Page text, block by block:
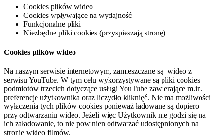
Cookies plików wideo
Cookies wpływające na wydajność
Funkcjonalne pliki
Niezbędne pliki cookies (przyspieszają stronę)
Cookies plików wideo
Na naszym serwisie internetowym, zamieszczane są wideo z
serwisu YouTube. W tym celu wykorzystywane są pliki cookies
podmiotów trzecich dotyczące usługi YouTube zawierające m.in.
preferencje użytkownika oraz liczydło kliknięć. Nie ma możliwości
wyłączenia tych plików cookies ponieważ ładowane są dopiero
przy odtwarzaniu wideo. Jeżeli więc Użytkownik nie godzi się na
ich załadowanie, to nie powinien odtwarzać udostępnionych na
stronie wideo filmów.